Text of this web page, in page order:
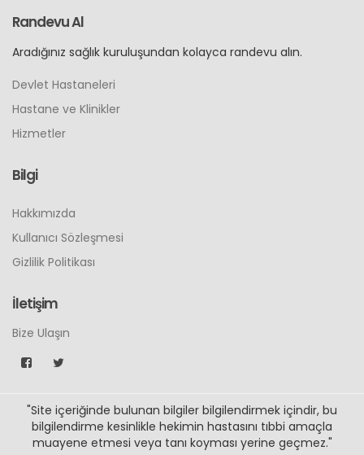
Randevu Al
Aradığınız sağlık kuruluşundan kolayca randevu alın.
Devlet Hastaneleri
Hastane ve Klinikler
Hizmetler
Bilgi
Hakkımızda
Kullanıcı Sözleşmesi
Gizlilik Politikası
İletişim
Bize Ulaşın
"Site içeriğinde bulunan bilgiler bilgilendirmek içindir, bu
bilgilendirme kesinlikle hekimin hastasını tıbbi amaçla
muayene etmesi veya tanı koyması yerine geçmez."